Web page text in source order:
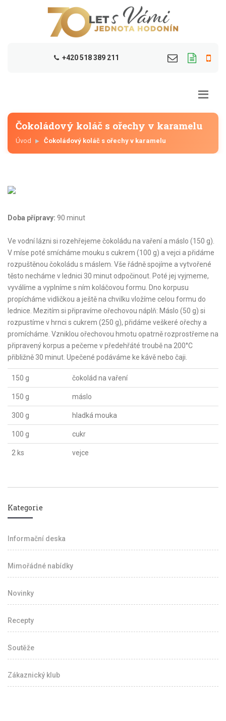
+420 518 389 211
Čokoládový koláč s ořechy v karamelu
Úvod Čokoládový koláč s ořechy v karamelu
Doba přípravy: 90 minut
Ve vodní lázni si rozehřejeme čokoládu na vaření a máslo (150 g).
V míse poté smícháme mouku s cukrem (100 g) a vejci a přidáme
rozpuštěnou čokoládu s máslem. Vše řádně spojíme a vytvořené
těsto necháme v lednici 30 minut odpočinout. Poté jej vyjmeme,
vyválíme a vyplníme s ním koláčovou formu. Dno korpusu
propícháme vidličkou a ještě na chvilku vložíme celou formu do
lednice. Mezitím si připravíme ořechovou náplň: Máslo (50 g) si
rozpustíme v hrnci s cukrem (250 g), přidáme veškeré ořechy a
promícháme. Vzniklou ořechovou hmotu opatrně rozprostřeme na
připravený korpus a pečeme v předehřáté troubě na 200°C
přibližně 30 minut. Upečené podáváme ke kávě nebo čaji.
150 g čokolád na vaření
150 g máslo
300 g hladká mouka
100 g cukr
2 ks vejce
Kategorie
Informační deska
Mimořádné nabídky
Novinky
Recepty
Soutěže
Zákaznický klub